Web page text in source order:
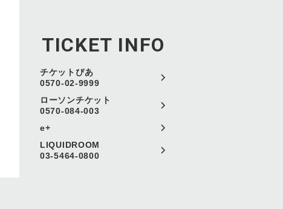
TICKET INFO
チケットぴあ
0570-02-9999
ローソンチケット
0570-084-003
e+
LIQUIDROOM
03-5464-0800